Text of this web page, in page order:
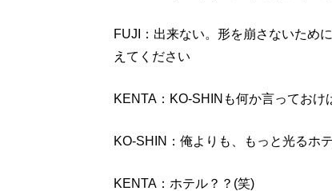
FUJI：出来ない。形を崩さないため
えてください
KENTA：KO-SHINも何か言っておけ
KO-SHIN：俺よりも、もっと光る
KENTA：ホテル？？(笑)